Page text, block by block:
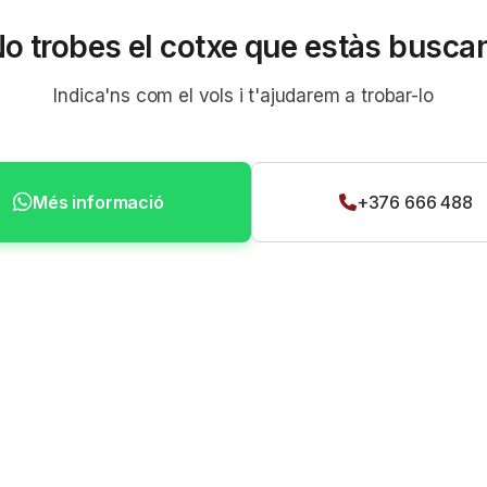
trobes el cotxe que estàs
Indica'ns com el vols i t'ajudarem a trobar-lo
Més informació +376 666 488